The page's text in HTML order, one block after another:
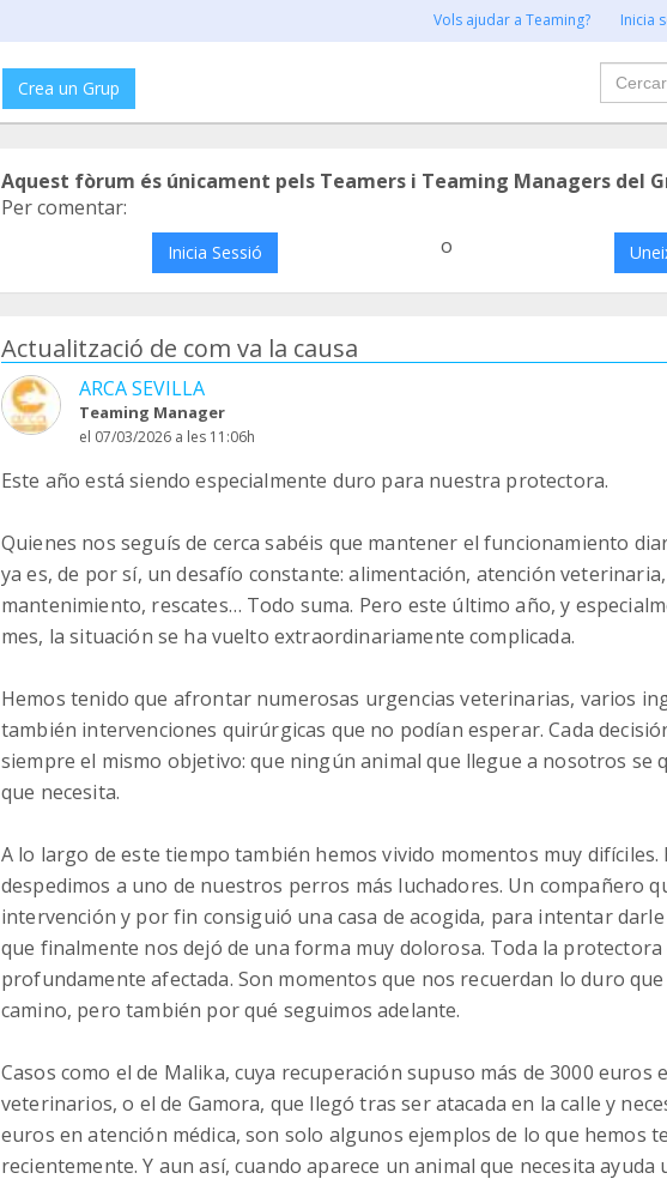
Vols ajudar a Teaming? Inicia
Crea un Grup
Cercar
Aquest fòrum és únicament pels Teamers i Teaming Managers del
Per comentar:
Inicia Sessió o
Actualització de com va la causa
ARCA SEVILLA
Teaming Manager
el 07/03/2026 a les 11:06h
Este año está siendo especialmente duro para nuestra protectora.
Quienes nos seguís de cerca sabéis que mantener el funcionamiento
ya es, de por sí, un desafío constante: alimentación, atención
mantenimiento, rescates… Todo suma. Pero este último año, y
mes, la situación se ha vuelto extraordinariamente complicada.
Hemos tenido que afrontar numerosas urgencias veterinarias, varios
también intervenciones quirúrgicas que no podían esperar. Cada
siempre el mismo objetivo: que ningún animal que llegue a nosotros se
que necesita.
A lo largo de este tiempo también hemos vivido momentos muy difíciles.
despedimos a uno de nuestros perros más luchadores. Un compañero
intervención y por fin consiguió una casa de acogida, para intentar
que finalmente nos dejó de una forma muy dolorosa. Toda la protectora
profundamente afectada. Son momentos que nos recuerdan lo duro
camino, pero también por qué seguimos adelante.
Casos como el de Malika, cuya recuperación supuso más de 3000 euros
veterinarios, o el de Gamora, que llegó tras ser atacada en la calle y
euros en atención médica, son solo algunos ejemplos de lo que hemos
recientemente. Y aun así, cuando aparece un animal que necesita ayuda